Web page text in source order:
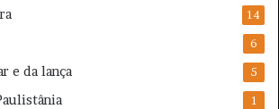
14
6
e da lança 5
1